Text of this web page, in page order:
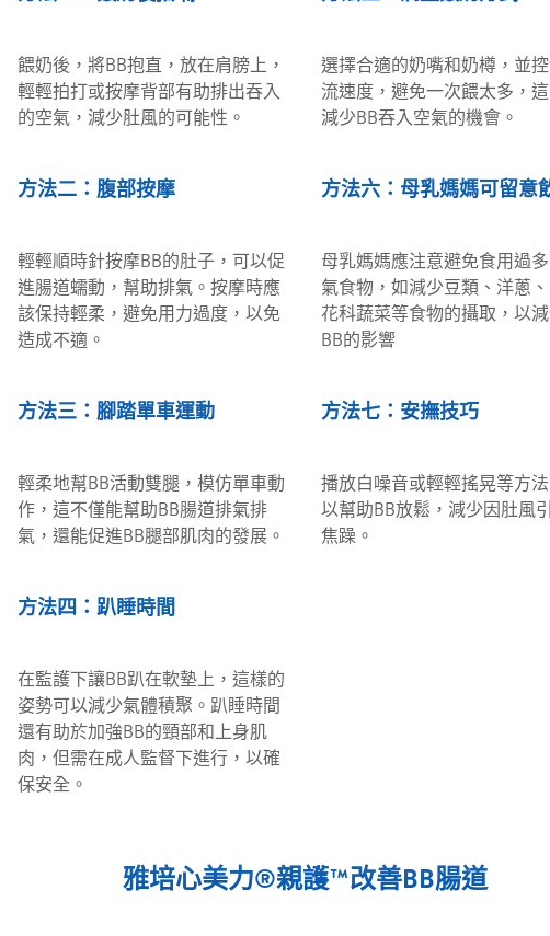
餵奶後，將BB抱直，放在肩膀上，
輕輕拍打或按摩背部有助排出吞入
的空氣，減少肚風的可能性。
方法二：腹部按摩
輕輕順時針按摩BB的肚子，可以促
進腸道蠕動，幫助排氣。按摩時應
該保持輕柔，避免用力過度，以免
造成不適。
方法三：腳踏單車運動
輕柔地幫BB活動雙腿，模仿單車動
作，這不僅能幫助BB腸道排氣排
氣，還能促進BB腿部肌肉的發展。
方法四：趴睡時間
在監護下讓BB趴在軟墊上，這樣的
姿勢可以減少氣體積聚。趴睡時間
還有助於加強BB的頸部和上身肌
肉，但需在成人監督下進行，以確
保安全。
選擇合適的奶嘴和奶樽，並
流速度，避免一次餵太多，
減少BB吞入空氣的機會。
方法六：母乳媽媽可留意
母乳媽媽應注意避免食用過
氣食物，如減少豆類、洋蔥
花科蔬菜等食物的攝取，以
BB的影響
方法七：安撫技巧
播放白噪音或輕輕搖晃等方
以幫助BB放鬆，減少因肚風
焦躁。
雅培心美力®親護™改善BB腸道